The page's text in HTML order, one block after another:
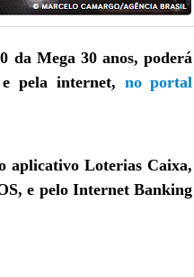
da Mega 30 anos, poderá
pela internet, no portal
aplicativo Loterias Caixa,
e pelo Internet Banking